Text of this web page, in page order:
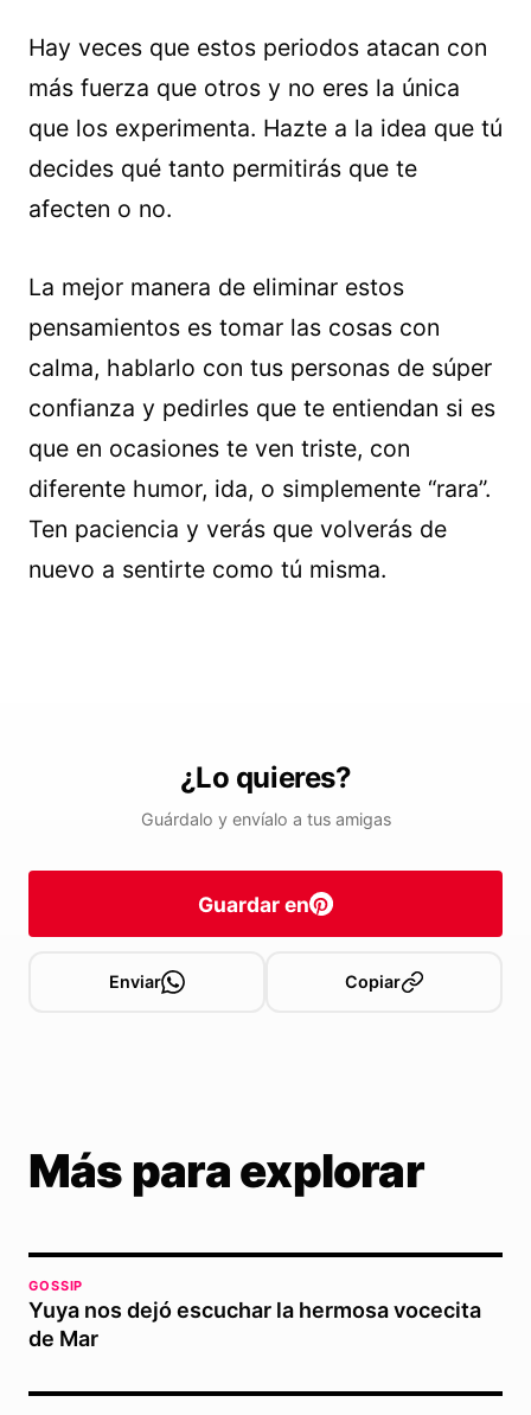
Hay veces que estos periodos atacan con
más fuerza que otros y no eres la única
que los experimenta. Hazte a la idea que tú
decides qué tanto permitirás que te
afecten o no.
La mejor manera de eliminar estos
pensamientos es tomar las cosas con
calma, hablarlo con tus personas de súper
confianza y pedirles que te entiendan si es
que en ocasiones te ven triste, con
diferente humor, ida, o simplemente “rara”.
Ten paciencia y verás que volverás de
nuevo a sentirte como tú misma.
¿Lo quieres?
Guárdalo y envíalo a tus amigas
Guardar en
Enviar Copiar
Más para explorar
GOSSIP
Yuya nos dejó escuchar la hermosa vocecita
de Mar